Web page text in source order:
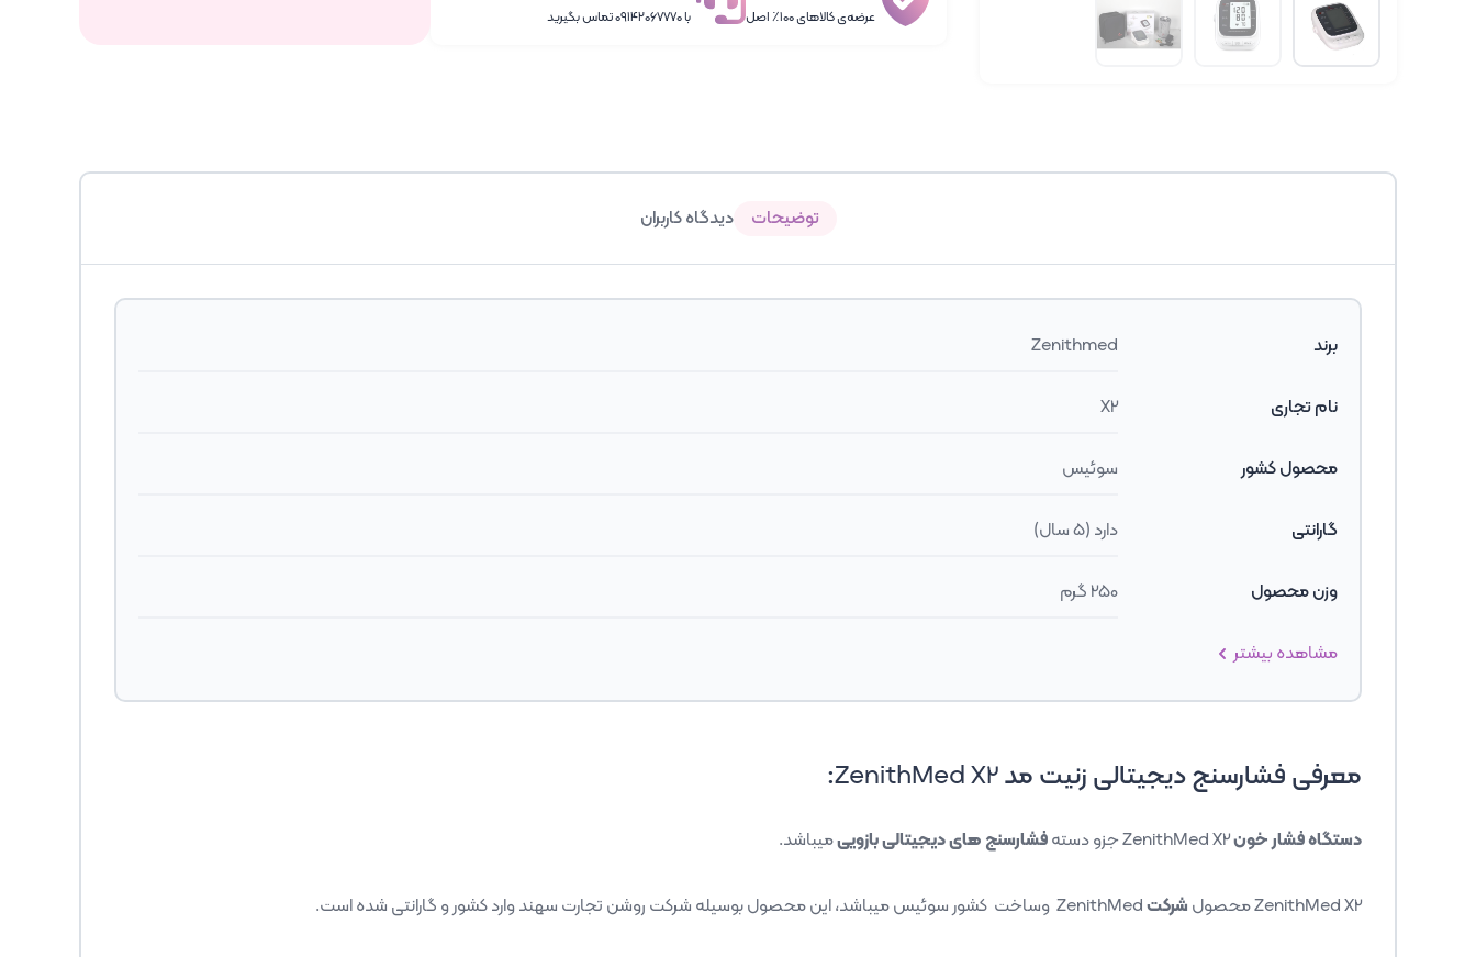
عرضه‌ی کالاهای ۱۰۰٪ اصل با ۰۹۱۴۲۰۶۷۷۷۰ تماس بگیرید
توضیحات دیدگاه کاربران
برند Zenithmed
نام تجاری X2
محصول کشور سوئیس
گارانتی دارد (5 سال)
وزن محصول 250 گرم
مشاهده بیشتر
معرفی فشارسنج دیجیتالی زنیت مدZenithMed X2
:
دستگاه فشار خونZenithMed X2جزو دستهفشارسنج های دیجیتالی بازوییمیباشد.
ZenithMed X2محصول شرکتZenithMed وساخت کشور سوئیس میباشد، این محصول بوسیله شرکت روشن تجارت سهند وارد کشور و گارانتی شده است.